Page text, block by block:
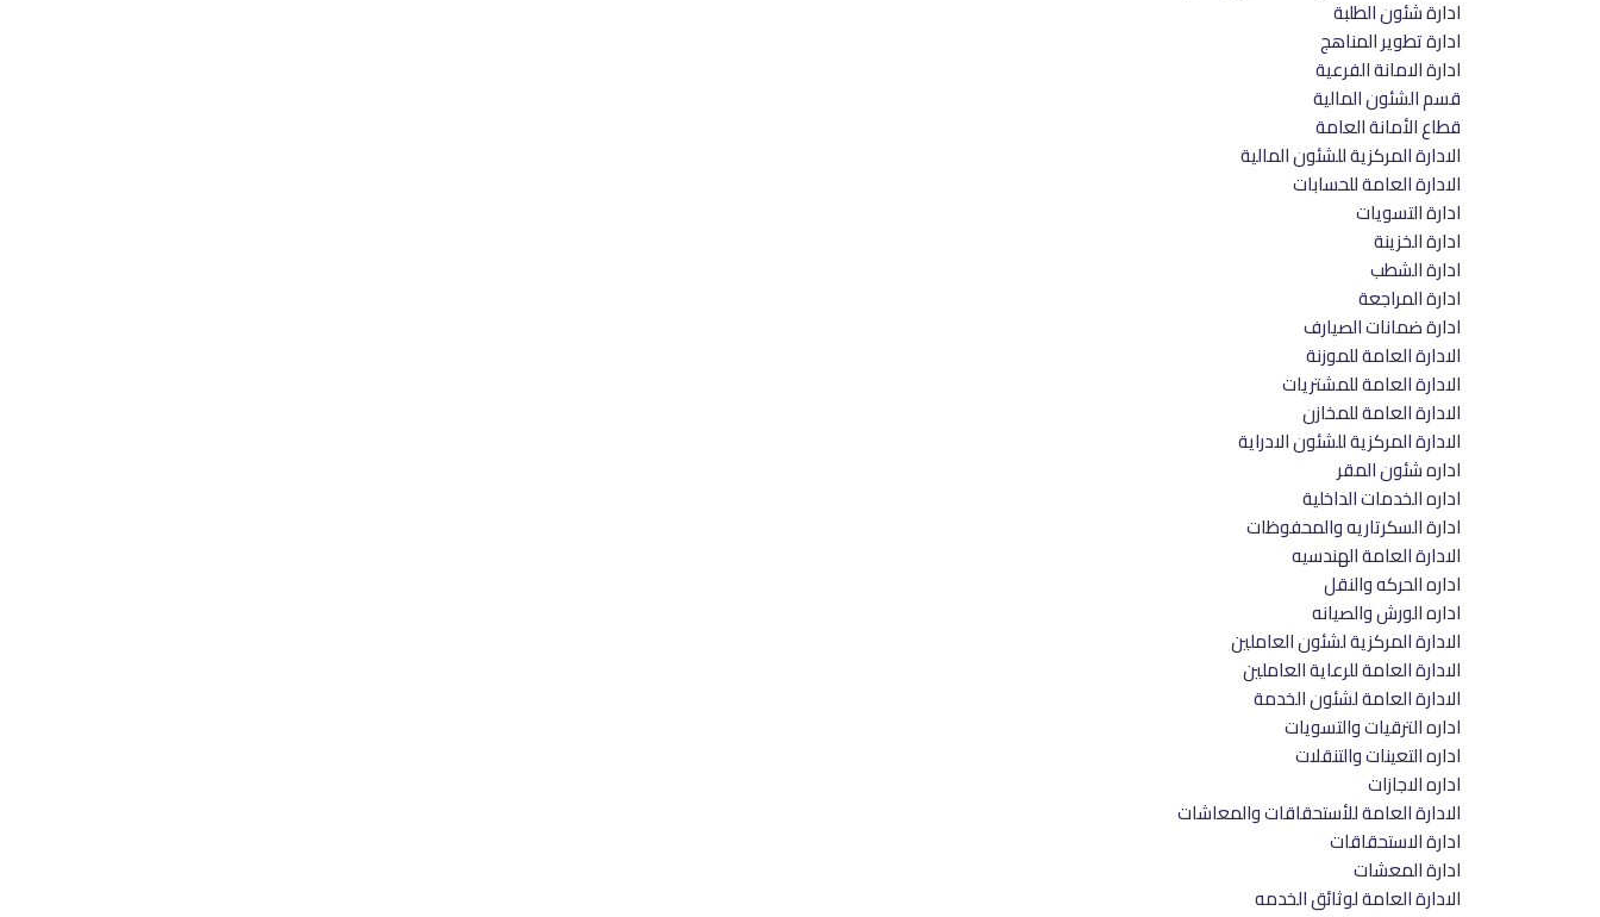
ادارة شئون الطلبة
ادارة تطوير المناهج
ادارة الامانة الفرعية
قسم الشئون المالية
قطاع الأمانة العامة
الادارة المركزية للشئون المالية
الادارة العامة للحسابات
ادارة التسويات
ادارة الخزينة
ادارة الشطب
ادارة المراجعة
ادارة ضمانات الصيارف
الادارة العامة للموزنة
الادارة العامة للمشتريات
الادارة العامة للمخازن
الادارة المركزية للشئون الادراية
اداره شئون المقر
اداره الخدمات الداخلية
ادارة السكرتاريه والمحفوظات
الادارة العامة الهندسيه
اداره الحركه والنقل
اداره الورش والصيانه
الادارة المركزية لشئون العاملين
الادارة العامة للرعاية العاملين
الادارة العامة لشئون الخدمة
اداره الترقيات والتسويات
اداره التعينات والتنقلات
اداره الاجازات
الادارة العامة للأستحقاقات والمعاشات
ادارة الاستحقاقات
ادارة المعشات
الادارة العامة لوثائق الخدمه